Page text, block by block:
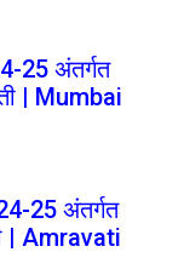
25 अंतर्गत
| Mumbai
25 अंतर्गत
| Amravati